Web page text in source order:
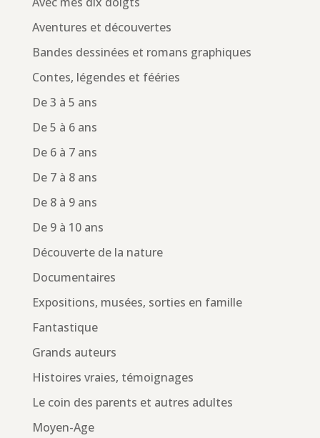
Aventures et découvertes
Bandes dessinées et romans graphiques
Contes, légendes et fééries
De 3 à 5 ans
De 5 à 6 ans
De 6 à 7 ans
De 7 à 8 ans
De 8 à 9 ans
De 9 à 10 ans
Découverte de la nature
Documentaires
Expositions, musées, sorties en famille
Fantastique
Grands auteurs
Histoires vraies, témoignages
Le coin des parents et autres adultes
Moyen-Age